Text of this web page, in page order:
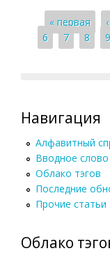
Страницы
« первая
6
7 8 9
Навигация
Алфавитный
Вводное слово
Облако тэгов
Последние
Прочие статьи
Облако